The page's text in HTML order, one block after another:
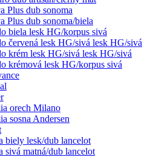
Plus dub sonoma
Plus dub sonoma/biela
biela lesk HG/korpus sivá
červená lesk HG/sivá lesk HG/sivá
krém lesk HG/sivá lesk HG/sivá
krémová lesk HG/korpus sivá
orech Milano
sosna Andersen
biely lesk/dub lancelot
sivá matná/dub lancelot